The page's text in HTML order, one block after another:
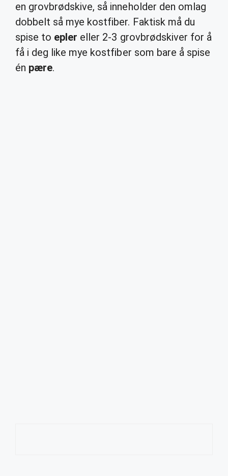
en grovbrødskive, så inneholder den omlag
dobbelt så mye kostfiber. Faktisk må du
spise to epler eller 2-3 grovbrødskiver for å
få i deg like mye kostfiber som bare å spise
én pære.